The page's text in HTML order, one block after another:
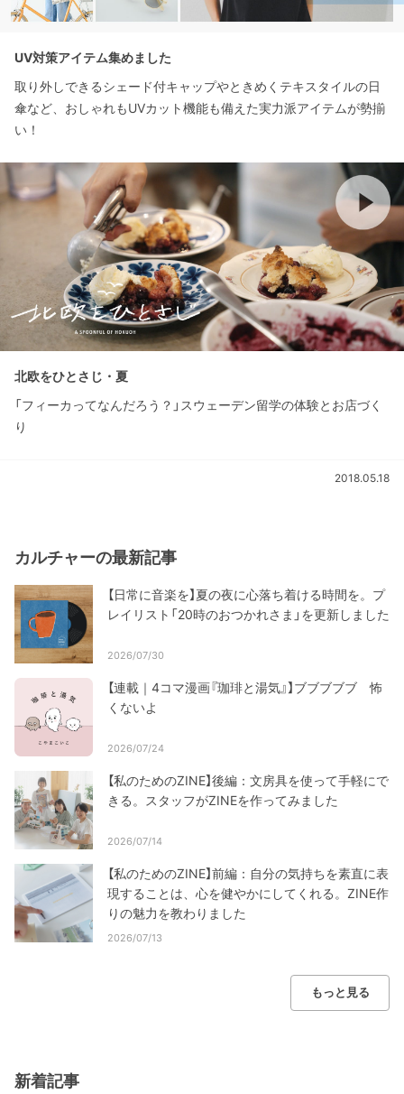
UV対策アイテム集めました
取り外しできるシェード付キャップやときめくテキスタイルの日
傘など、おしゃれもUVカット機能も備えた実力派アイテムが勢揃
い！
北欧をひとさじ・夏
「フィーカってなんだろう？」スウェーデン留学の体験とお店づく
り
2018.05.18
カルチャーの最新記事
【日常に音楽を】夏の夜に心落ち着ける時間を。プ
レイリスト「20時のおつかれさま」を更新しました
2026/07/30
【連載｜4コマ漫画『珈琲と湯気』】ブブブブブ 怖
くないよ
2026/07/24
【私のためのZINE】後編：文房具を使って手軽にで
きる。スタッフがZINEを作ってみました
2026/07/14
【私のためのZINE】前編：自分の気持ちを素直に表
現することは、心を健やかにしてくれる。ZINE作
りの魅力を教わりました
2026/07/13
もっと見る
新着記事